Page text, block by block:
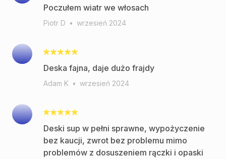
Poczułem wiatr we włosach
Piotr D • wrzesień 2024
Deska fajna, daje dużo frajdy
Adam K • wrzesień 2024
Deski sup w pełni sprawne, wypożyczenie
bez kaucji, zwrot bez problemu mimo
problemów z dosuszeniem rączki i opaski